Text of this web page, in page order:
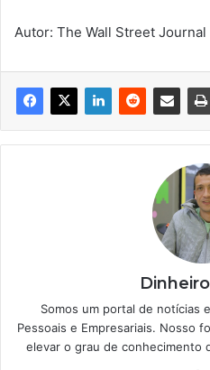
Autor: The Wall Street Journal
Somos um portal de notícias
Pessoais e Empresariais. Nosso
elevar o grau de conhecimento